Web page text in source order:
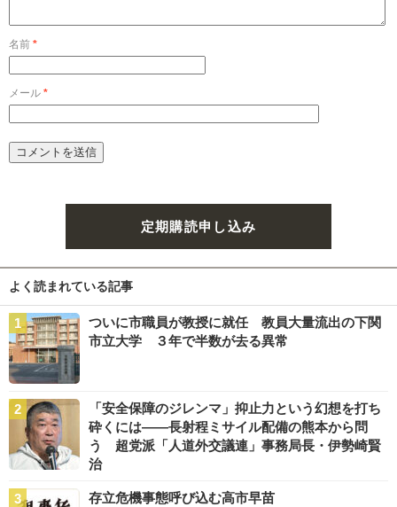
名前 *
メール *
定期購読申し込み
よく読まれている記事
ついに市職員が教授に就任 教員大量流出の下関
市立大学 ３年で半数が去る異常
「安全保障のジレンマ」抑止力という幻想を打ち
砕くには――長射程ミサイル配備の熊本から問
う 超党派「人道外交議連」事務局長・伊勢崎賢
治
存立危機事態呼び込む高市早苗